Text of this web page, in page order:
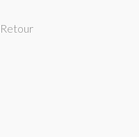
Retour